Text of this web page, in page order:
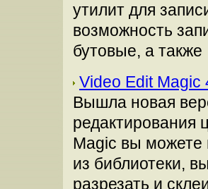
утилит для
возможность
бутовые, а
Video Edit Magic
Вышла новая
Magic вы можете
из библиотеки,
разрезать и